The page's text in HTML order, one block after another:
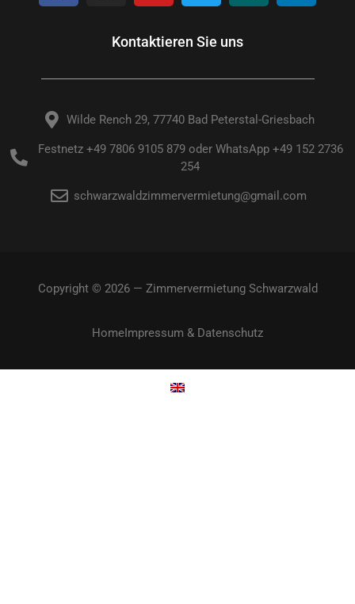
Kontaktieren Sie uns
Wilde Rench 29, 77740 Bad Peterstal-Griesbach
Festnetz +49 7806 9105 879 oder WhatsApp +49 152 2736
254
schwarzwaldzimmervermietung@gmail.com
Copyright © 2026 — Zimmervermietung Schwarzwald
Home Impressum & Datenschutz